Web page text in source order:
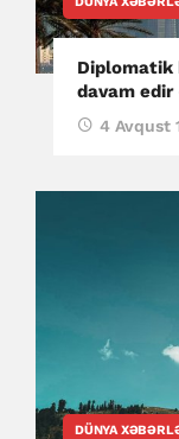
Diplomatik
davam
4 Avqust
DÜNYA